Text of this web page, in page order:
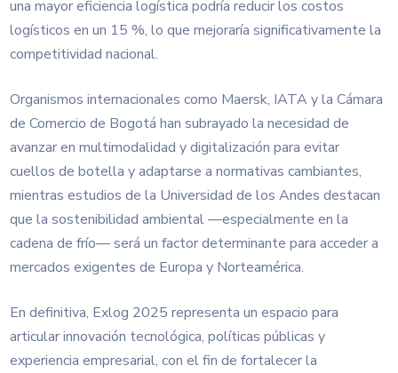
una mayor eficiencia logística podría reducir los costos
logísticos en un 15 %, lo que mejoraría significativamente la
competitividad nacional.
Organismos internacionales como Maersk, IATA y la Cámara
de Comercio de Bogotá han subrayado la necesidad de
avanzar en multimodalidad y digitalización para evitar
cuellos de botella y adaptarse a normativas cambiantes,
mientras estudios de la Universidad de los Andes destacan
que la sostenibilidad ambiental —especialmente en la
cadena de frío— será un factor determinante para acceder a
mercados exigentes de Europa y Norteamérica.
En definitiva, Exlog 2025 representa un espacio para
articular innovación tecnológica, políticas públicas y
experiencia empresarial, con el fin de fortalecer la